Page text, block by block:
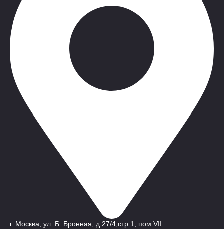
г. Москва, ул. Б. Бронная, д.27/4,стр.1, пом VII